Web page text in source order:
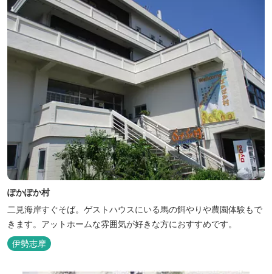
ぽかぽか村
二見海岸すぐそば。ゲストハウスにいる馬の餌やりや農園体験もで
きます。アットホームな雰囲気が好きな方におすすめです。
伊勢志摩